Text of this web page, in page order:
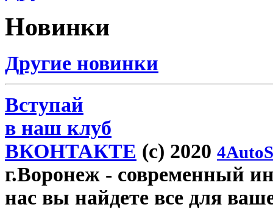
Новинки
Другие новинки
Вступай
в наш клуб
ВКОНТАКТЕ (c) 2020
г.Воронеж - современный
нас вы найдете все для